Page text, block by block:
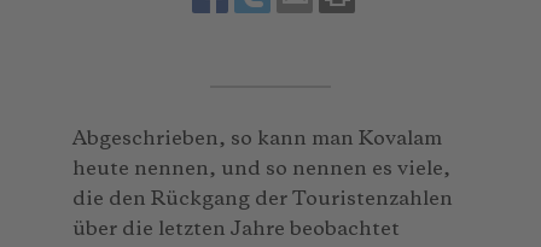
Abgeschrieben, so kann man Kovalam
heute nennen, und so nennen es viele,
die den Rückgang der Touristenzahlen
über die letzten Jahre beobachtet